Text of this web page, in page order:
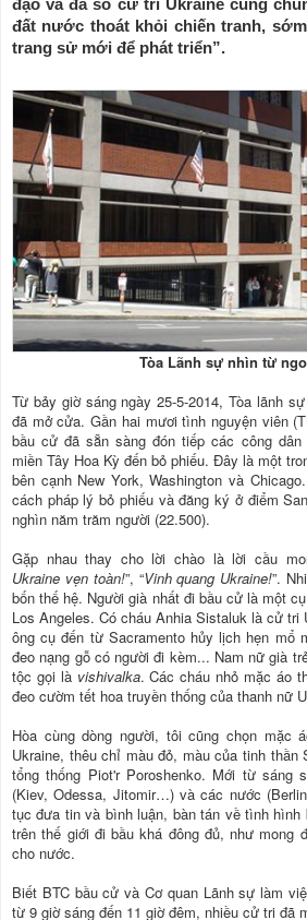
đạo và đa số cử tri Ukraine cùng
đất nước thoát khỏi chiến tranh,
trang sử mới để phát triển”.
Tòa Lãnh sự nhìn từ
Từ bảy giờ sáng ngày 25-5-2014, Tòa lãnh
đã mở cửa. Gần hai mươi tình nguyện viên
bầu cử đã sẵn sàng đón tiếp các công
miền Tây Hoa Kỳ đến bỏ phiếu. Đây là một
bên cạnh New York, Washington và
cách pháp lý bỏ phiếu và đăng ký ở điểm
nghìn năm trăm người (22.500).
Gặp nhau thay cho lời chào là lời cầu
Ukraine vẹn toàn!”, “Vinh quang Ukraine!”.
bốn thế hệ. Người già nhất đi bầu cử là một
Los Angeles. Có cháu Anhia Sistaluk là cử
ông cụ đến từ Sacramento hủy lịch hẹn mổ
đeo nạng gỗ có người đi kèm... Nam nữ già
tộc gọi là vishivalka. Các cháu nhỏ mặc áo
đeo cườm tết hoa truyền thống của thanh nữ
Hòa cùng dòng người, tôi cũng chọn mặc
Ukraine, thêu chỉ màu đỏ, màu của tinh thần
tổng thống Piot'r Poroshenko. Mới từ sáng
(Kiev, Odessa, Jitomir…) và các nước
tục đưa tin và bình luận, bàn tán về tình
trên thế giới đi bầu khá đông đủ, như mong
cho nước.
Biết BTC bầu cử và Cơ quan Lãnh sự làm
từ 9 giờ sáng đến 11 giờ đêm, nhiều cử tri đã